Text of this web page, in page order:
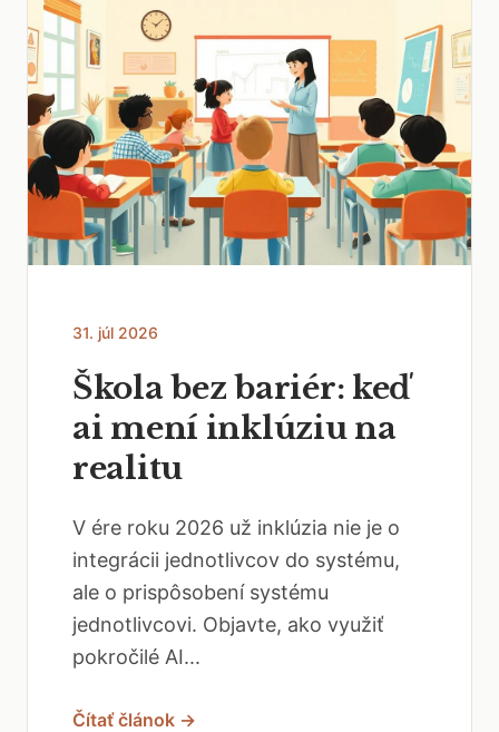
31. júl 2026
Škola bez bariér: keď
ai mení inklúziu na
realitu
V ére roku 2026 už inklúzia nie je o
integrácii jednotlivcov do systému,
ale o prispôsobení systému
jednotlivcovi. Objavte, ako využiť
pokročilé AI...
Čítať článok →